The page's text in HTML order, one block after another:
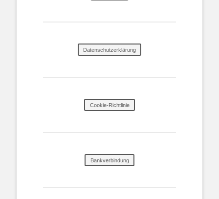
Datenschutzerklärung
Cookie-Richtlinie
Bankverbindung